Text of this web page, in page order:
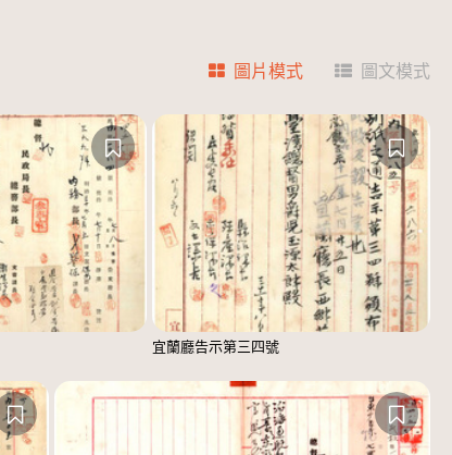
圖片模式 圖文模式
宜蘭廳告示第三四號